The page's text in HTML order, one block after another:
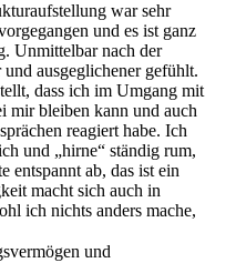
war sehr
und es ist ganz
Unmittelbar nach der
ausgeglichener gefühlt.
dass ich im Umgang mit
mir bleiben kann und auch
reagiert habe. Ich
und „hirne“ ständig rum,
entspannt ab, das ist ein
macht sich auch in
ich nichts anders mache,
und